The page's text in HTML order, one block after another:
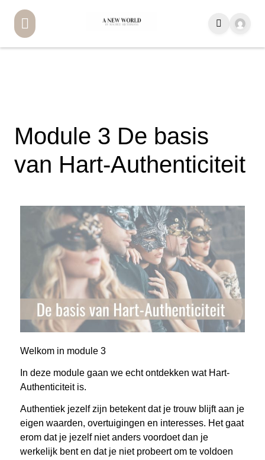
Module 3 De basis
van Hart-Authenticiteit
Welkom in module 3
In deze module gaan we echt ontdekken wat Hart-
Authenticiteit is.
Authentiek jezelf zijn betekent dat je trouw blijft aan je
eigen waarden, overtuigingen en interesses. Het gaat
erom dat je jezelf niet anders voordoet dan je
werkelijk bent en dat je niet probeert om te voldoen